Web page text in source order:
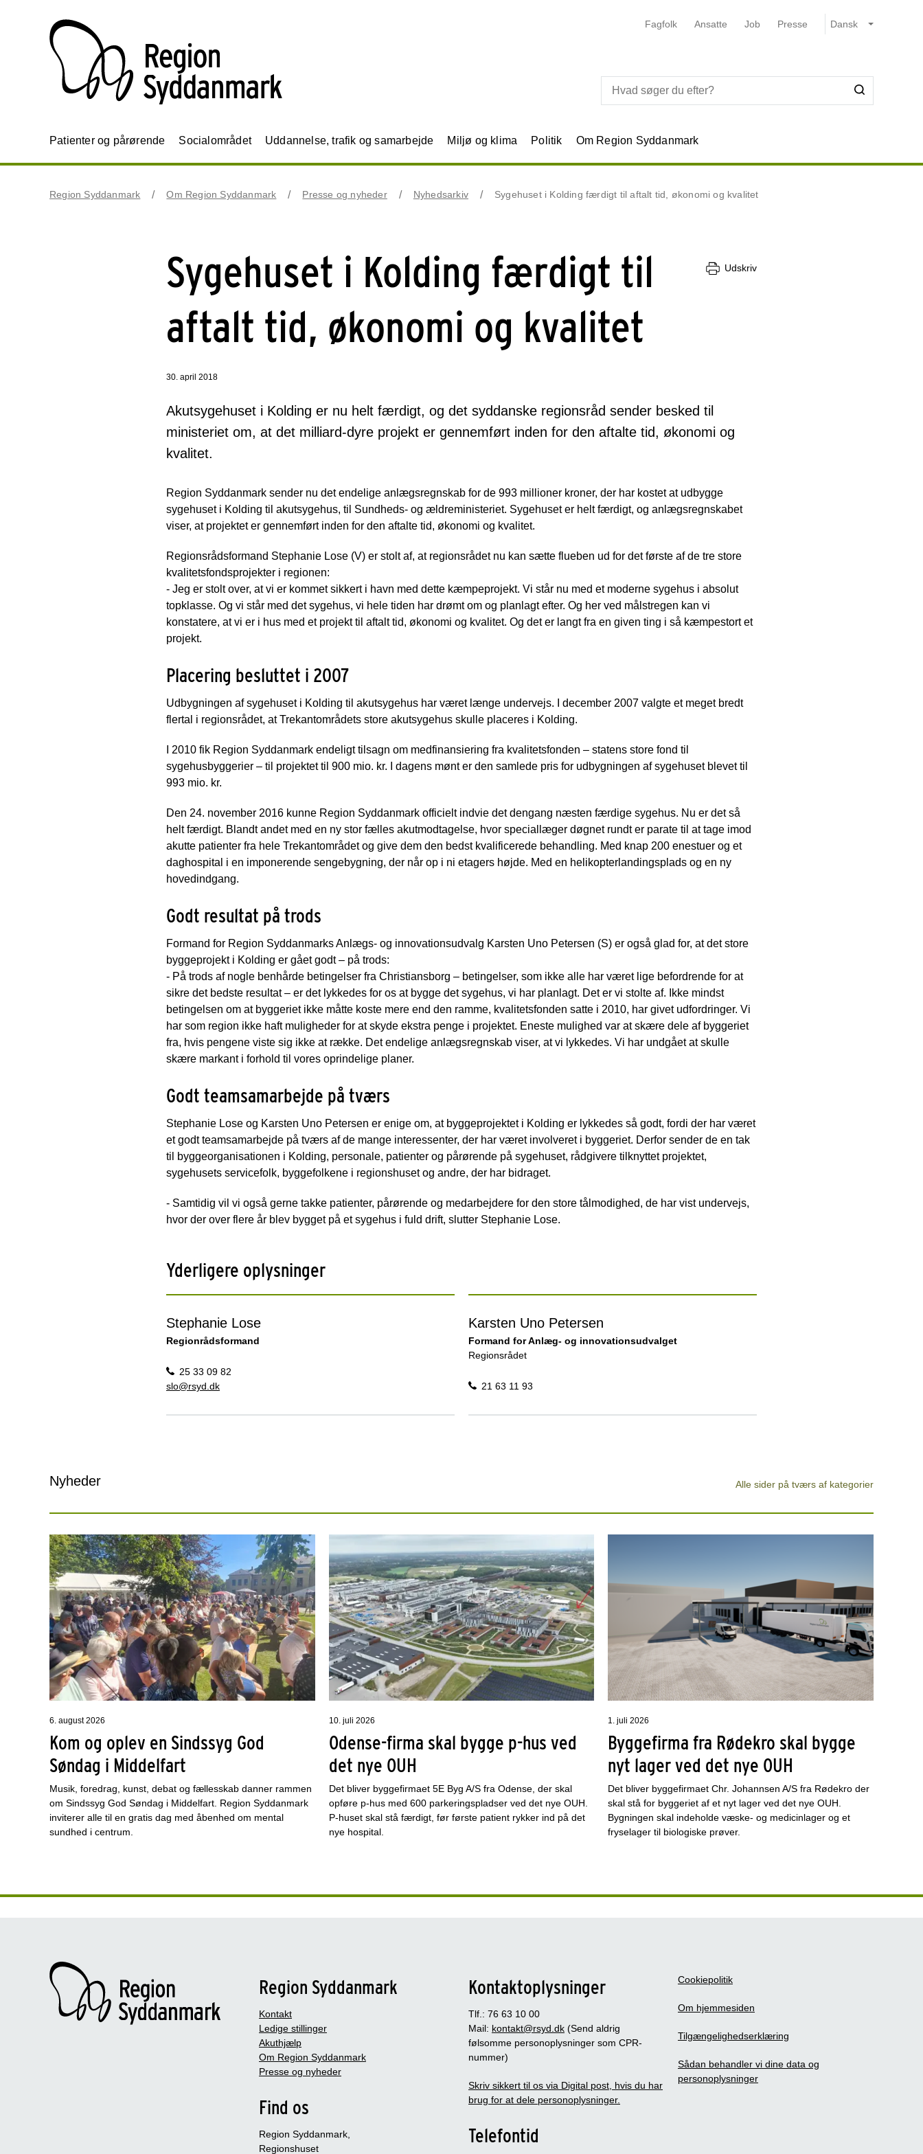
Fagfolk Ansatte Job Presse
Patienter og pårørende Socialområdet Uddannelse, trafik og samarbejde Miljø og klima Politik Om Region Syddanmark
Region Syddanmark Om Region Syddanmark Presse og nyheder Nyhedsarkiv Sygehuset i Kolding færdigt til aftalt tid, økonomi og kvalitet
Sygehuset i Kolding færdigt til
aftalt tid, økonomi og kvalitet
Udskriv
30. april 2018
Akutsygehuset i Kolding er nu helt færdigt, og det syddanske regionsråd sender besked til
ministeriet om, at det milliard-dyre projekt er gennemført inden for den aftalte tid, økonomi og
kvalitet.
Region Syddanmark sender nu det endelige anlægsregnskab for de 993 millioner kroner, der har kostet at udbygge
sygehuset i Kolding til akutsygehus, til Sundheds- og ældreministeriet. Sygehuset er helt færdigt, og anlægsregnskabet
viser, at projektet er gennemført inden for den aftalte tid, økonomi og kvalitet.
Regionsrådsformand Stephanie Lose (V) er stolt af, at regionsrådet nu kan sætte flueben ud for det første af de tre store
kvalitetsfondsprojekter i regionen:
- Jeg er stolt over, at vi er kommet sikkert i havn med dette kæmpeprojekt. Vi står nu med et moderne sygehus i absolut
topklasse. Og vi står med det sygehus, vi hele tiden har drømt om og planlagt efter. Og her ved målstregen kan vi
konstatere, at vi er i hus med et projekt til aftalt tid, økonomi og kvalitet. Og det er langt fra en given ting i så kæmpestort et
projekt.
Placering besluttet i 2007
Udbygningen af sygehuset i Kolding til akutsygehus har været længe undervejs. I december 2007 valgte et meget bredt
flertal i regionsrådet, at Trekantområdets store akutsygehus skulle placeres i Kolding.
I 2010 fik Region Syddanmark endeligt tilsagn om medfinansiering fra kvalitetsfonden – statens store fond til
sygehusbyggerier – til projektet til 900 mio. kr. I dagens mønt er den samlede pris for udbygningen af sygehuset blevet til
993 mio. kr.
Den 24. november 2016 kunne Region Syddanmark officielt indvie det dengang næsten færdige sygehus. Nu er det så
helt færdigt. Blandt andet med en ny stor fælles akutmodtagelse, hvor speciallæger døgnet rundt er parate til at tage imod
akutte patienter fra hele Trekantområdet og give dem den bedst kvalificerede behandling. Med knap 200 enestuer og et
daghospital i en imponerende sengebygning, der når op i ni etagers højde. Med en helikopterlandingsplads og en ny
hovedindgang.
Godt resultat på trods
Formand for Region Syddanmarks Anlægs- og innovationsudvalg Karsten Uno Petersen (S) er også glad for, at det store
byggeprojekt i Kolding er gået godt – på trods:
- På trods af nogle benhårde betingelser fra Christiansborg – betingelser, som ikke alle har været lige befordrende for at
sikre det bedste resultat – er det lykkedes for os at bygge det sygehus, vi har planlagt. Det er vi stolte af. Ikke mindst
betingelsen om at byggeriet ikke måtte koste mere end den ramme, kvalitetsfonden satte i 2010, har givet udfordringer. Vi
har som region ikke haft muligheder for at skyde ekstra penge i projektet. Eneste mulighed var at skære dele af byggeriet
fra, hvis pengene viste sig ikke at række. Det endelige anlægsregnskab viser, at vi lykkedes. Vi har undgået at skulle
skære markant i forhold til vores oprindelige planer.
Godt teamsamarbejde på tværs
Stephanie Lose og Karsten Uno Petersen er enige om, at byggeprojektet i Kolding er lykkedes så godt, fordi der har været
et godt teamsamarbejde på tværs af de mange interessenter, der har været involveret i byggeriet. Derfor sender de en tak
til byggeorganisationen i Kolding, personale, patienter og pårørende på sygehuset, rådgivere tilknyttet projektet,
sygehusets servicefolk, byggefolkene i regionshuset og andre, der har bidraget.
- Samtidig vil vi også gerne takke patienter, pårørende og medarbejdere for den store tålmodighed, de har vist undervejs,
hvor der over flere år blev bygget på et sygehus i fuld drift, slutter Stephanie Lose.
Yderligere oplysninger
Stephanie Lose
Regionrådsformand
25 33 09 82
slo@rsyd.dk
Karsten Uno Petersen
Formand for Anlæg- og innovationsudvalget
Regionsrådet
21 63 11 93
Nyheder Alle sider på tværs af kategorier
6. august 2026
Kom og oplev en Sindssyg God
Søndag i Middelfart
Musik, foredrag, kunst, debat og fællesskab danner rammen
om Sindssyg God Søndag i Middelfart. Region Syddanmark
inviterer alle til en gratis dag med åbenhed om mental
sundhed i centrum.
10. juli 2026
Odense-firma skal bygge p-hus ved
det nye OUH
Det bliver byggefirmaet 5E Byg A/S fra Odense, der skal
opføre p-hus med 600 parkeringspladser ved det nye OUH.
P-huset skal stå færdigt, før første patient rykker ind på det
nye hospital.
1. juli 2026
Byggefirma fra Rødekro skal bygge
nyt lager ved det nye OUH
Det bliver byggefirmaet Chr. Johannsen A/S fra Rødekro der
skal stå for byggeriet af et nyt lager ved det nye OUH.
Bygningen skal indeholde væske- og medicinlager og et
fryselager til biologiske prøver.
Region Syddanmark
Kontakt
Ledige stillinger
Akuthjælp
Om Region Syddanmark
Presse og nyheder
Find os
Region Syddanmark,
Regionshuset
Kontaktoplysninger
Tlf.: 76 63 10 00
Mail: kontakt@rsyd.dk (Send aldrig
følsomme personoplysninger som CPR-
nummer)
Skriv sikkert til os via Digital post, hvis du har
brug for at dele personoplysninger.
Telefontid
Cookiepolitik
Om hjemmesiden
Tilgængelighedserklæring
Sådan behandler vi dine data og
personoplysninger